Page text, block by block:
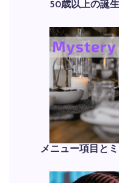
50歳以上の誕
メニュー項目と